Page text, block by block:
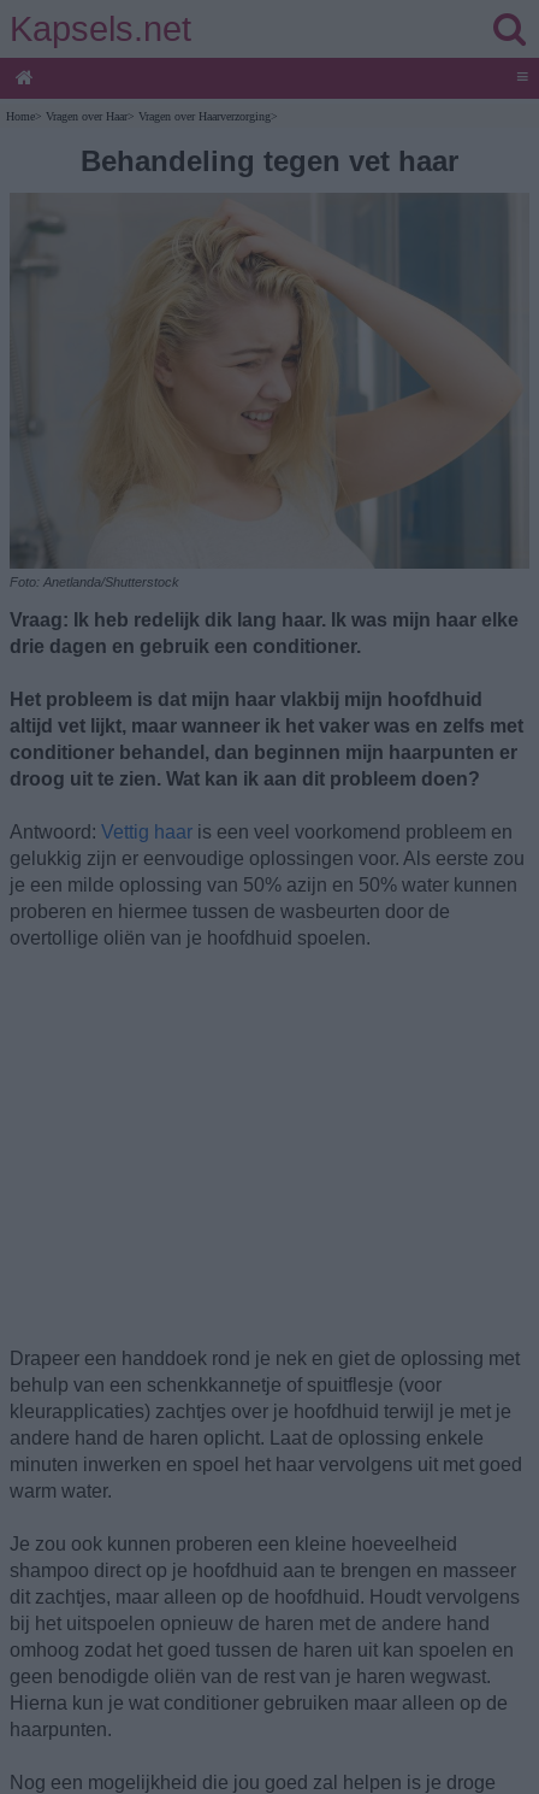
Kapsels.net
≡
Home> Vragen over Haar> Vragen over Haarverzorging>
Behandeling tegen vet haar
Foto: Anetlanda/Shutterstock
Vraag: Ik heb redelijk dik lang haar. Ik was mijn haar elke
drie dagen en gebruik een conditioner.
Het probleem is dat mijn haar vlakbij mijn hoofdhuid
altijd vet lijkt, maar wanneer ik het vaker was en zelfs met
conditioner behandel, dan beginnen mijn haarpunten er
droog uit te zien. Wat kan ik aan dit probleem doen?
Antwoord: Vettig haar is een veel voorkomend probleem en
gelukkig zijn er eenvoudige oplossingen voor. Als eerste zou
je een milde oplossing van 50% azijn en 50% water kunnen
proberen en hiermee tussen de wasbeurten door de
overtollige oliën van je hoofdhuid spoelen.
Drapeer een handdoek rond je nek en giet de oplossing met
behulp van een schenkkannetje of spuitflesje (voor
kleurapplicaties) zachtjes over je hoofdhuid terwijl je met je
andere hand de haren oplicht. Laat de oplossing enkele
minuten inwerken en spoel het haar vervolgens uit met goed
warm water.
Je zou ook kunnen proberen een kleine hoeveelheid
shampoo direct op je hoofdhuid aan te brengen en masseer
dit zachtjes, maar alleen op de hoofdhuid. Houdt vervolgens
bij het uitspoelen opnieuw de haren met de andere hand
omhoog zodat het goed tussen de haren uit kan spoelen en
geen benodigde oliën van de rest van je haren wegwast.
Hierna kun je wat conditioner gebruiken maar alleen op de
haarpunten.
Nog een mogelijkheid die jou goed zal helpen is je droge